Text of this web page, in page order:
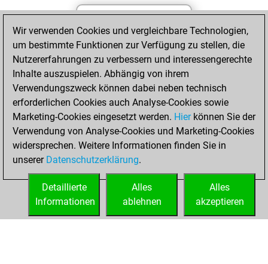
Samstag, Mai 2,
2026
You totalled 30
tactics positions
Tactics
You
solved 10 tactics
positions
You achieved
tactics positions
Wir verwenden Cookies und vergleichbare Technologien,
um bestimmte Funktionen zur Verfügung zu stellen, die
Nutzererfahrungen zu verbessern und interessengerechte
Inhalte auszuspielen. Abhängig von ihrem
Verwendungszweck können dabei neben technisch
erforderlichen Cookies auch Analyse-Cookies sowie
Marketing-Cookies eingesetzt werden. Hierkönnen Sie der
Verwendung von Analyse-Cookies und Marketing-Cookies
widersprechen. Weitere Informationen finden Sie in
unserer Datenschutzerklärung.
Alles
akzeptieren
Alles
ablehnen
Detaillierte
Informationen